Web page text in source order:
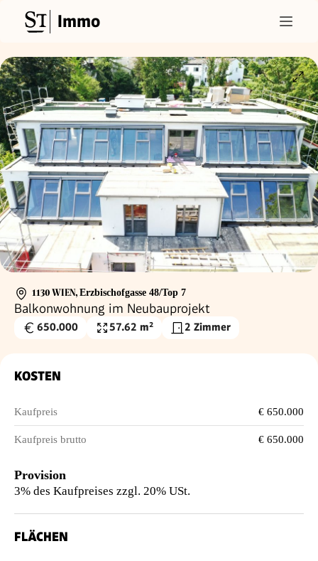
Immo
1130 WIEN, Erzbischofgasse 48/Top 7
Balkonwohnung im Neubauprojekt
Kaufpreis
650.000
Wohnfläche
57.62 m² 2 Zimmer
KOSTEN
Kaufpreis € 650.000
Kaufpreis brutto € 650.000
Provision
3% des Kaufpreises zzgl. 20% USt.
FLÄCHEN